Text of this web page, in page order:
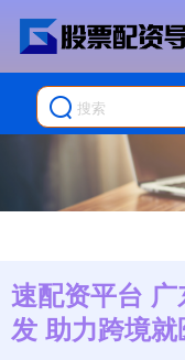
速配资平台
发 助力跨境就